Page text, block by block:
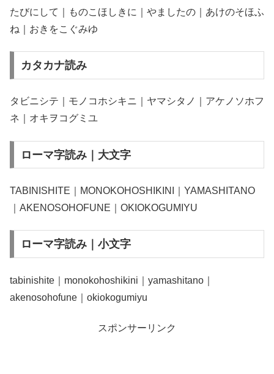
たびにして｜ものこほしきに｜やましたの｜あけのそほふ
ね｜おきをこぐみゆ
カタカナ読み
タビニシテ｜モノコホシキニ｜ヤマシタノ｜アケノソホフ
ネ｜オキヲコグミユ
ローマ字読み｜大文字
TABINISHITE｜MONOKOHOSHIKINI｜YAMASHITANO
｜AKENOSOHOFUNE｜OKIOKOGUMIYU
ローマ字読み｜小文字
tabinishite｜monokohoshikini｜yamashitano｜
akenosohofune｜okiokogumiyu
スポンサーリンク